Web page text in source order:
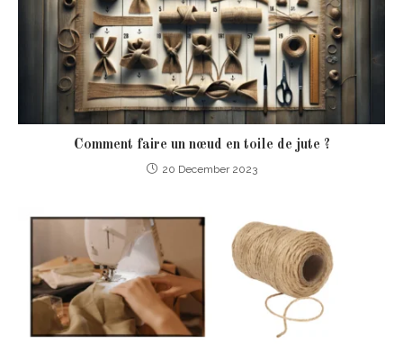
Comment faire un nœud en toile de jute ?
20 December 2023